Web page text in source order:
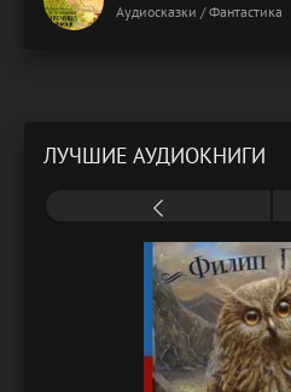
Аудиосказки / Фантастика
ЛУЧШИЕ АУДИОКНИГИ